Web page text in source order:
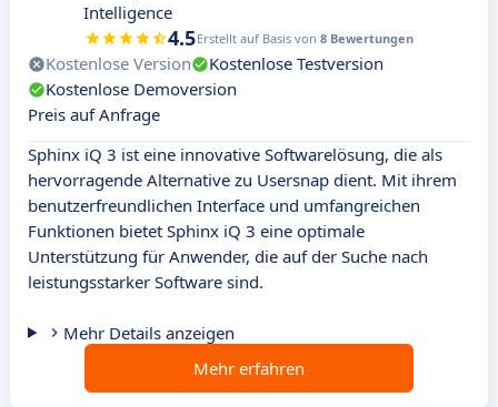
Intelligence
4.5Erstellt auf Basis von 8 Bewertungen
Kostenlose Version
Kostenlose Testversion
Kostenlose Demoversion
Preis auf Anfrage
Sphinx iQ 3 ist eine innovative Softwarelösung, die als
hervorragende Alternative zu Usersnap dient. Mit ihrem
benutzerfreundlichen Interface und umfangreichen
Funktionen bietet Sphinx iQ 3 eine optimale
Unterstützung für Anwender, die auf der Suche nach
leistungsstarker Software sind.
Mehr Details anzeigen
Mehr erfahren